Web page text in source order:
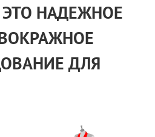
НАДЕЖНОЕ
ДЛЯ